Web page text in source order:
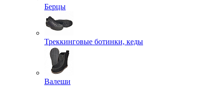
Берцы
Треккинговые ботинки, кеды
Валеши